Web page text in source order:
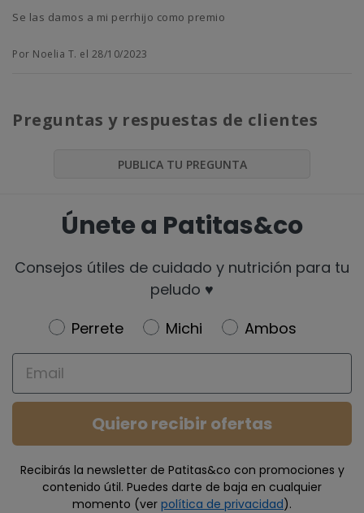
se las damos a mi perrhijo como premio
Por Noelia T. el 28/10/2023
Preguntas y respuestas de clientes
PUBLICA TU PREGUNTA
Únete a Patitas&co
Consejos útiles de cuidado y nutrición para tu
peludo ♥️
Newsletter
Perrete Michi
Ambos
Email
Quiero recibir ofertas
Recibirás la newsletter de Patitas&co con promociones y
contenido útil. Puedes darte de baja en cualquier
momento (ver política de privacidad).